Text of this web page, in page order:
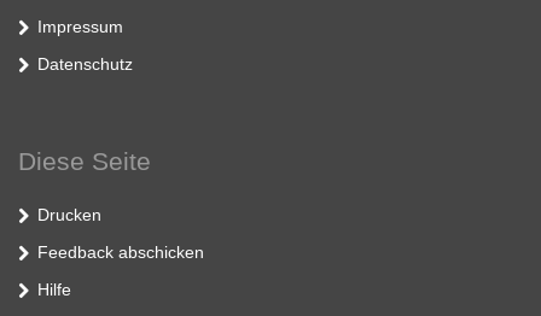
Impressum
Datenschutz
Diese Seite
Drucken
Feedback abschicken
Hilfe